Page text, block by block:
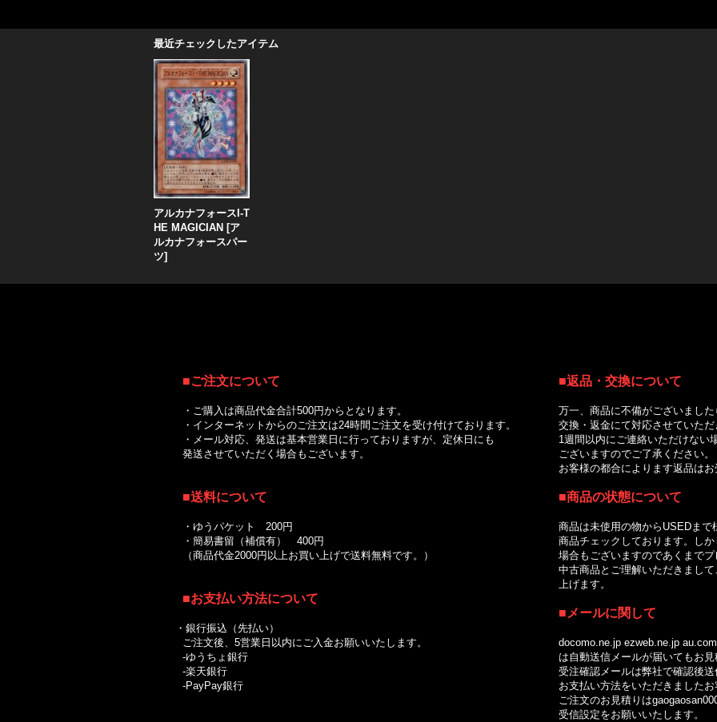
最近チェックしたアイテム
アルカナフォースI-T
HE MAGICIAN [ア
ルカナフォースパー
ツ]
■ご注文について
・ご購入は商品代金合計500円からとなります。
・インターネットからのご注文は24時間ご注文を受け付けております。
・メール対応、発送は基本営業日に行っておりますが、定休日にも
発送させていただく場合もございます。
■返品・交換について
万一、商品に不備がございました
交換・返金にて対応させていただ
1週間以内にご連絡いただけない
ございますのでご了承ください。
お客様の都合によります返品はお
■送料について
・ゆうパケット 200円
・簡易書留（補償有） 400円
（商品代金2000円以上お買い上げで送料無料です。）
■お支払い方法について
・銀行振込（先払い）
ご注文後、5営業日以内にご入金お願いいたします。
-ゆうちょ銀行
-楽天銀行
-PayPay銀行
■商品の状態について
商品は未使用の物からUSEDまで
商品チェックしております。しか
場合もございますのであくまでプ
中古商品とご理解いただきまして
上げます。
■メールに関して
docomo.ne.jp ezweb.ne.jp au.com
は自動送信メールが届いてもお見
受注確認メールは弊社で確認後送
お支払い方法をいただきましたお
ご注文のお見積りは
受信設定をお願いいたします。